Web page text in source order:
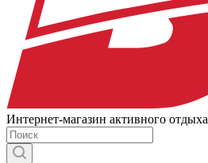
Интернет-магазин активного отдыха